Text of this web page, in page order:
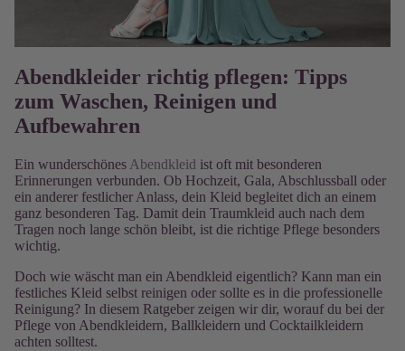
Abendkleider richtig pflegen: Tipps
zum Waschen, Reinigen und
Aufbewahren
Ein wunderschönes Abendkleid ist oft mit besonderen
Erinnerungen verbunden. Ob Hochzeit, Gala, Abschlussball oder
ein anderer festlicher Anlass, dein Kleid begleitet dich an einem
ganz besonderen Tag. Damit dein Traumkleid auch nach dem
Tragen noch lange schön bleibt, ist die richtige Pflege besonders
wichtig.
Doch wie wäscht man ein Abendkleid eigentlich? Kann man ein
festliches Kleid selbst reinigen oder sollte es in die professionelle
Reinigung? In diesem Ratgeber zeigen wir dir, worauf du bei der
Pflege von Abendkleidern, Ballkleidern und Cocktailkleidern
achten solltest.